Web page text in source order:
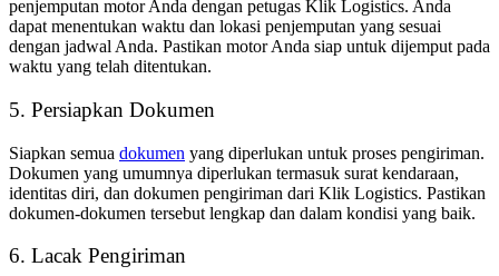
penjemputan motor Anda dengan petugas Klik Logistics. Anda
dapat menentukan waktu dan lokasi penjemputan yang sesuai
dengan jadwal Anda. Pastikan motor Anda siap untuk dijemput pada
waktu yang telah ditentukan.
5. Persiapkan Dokumen
Siapkan semua dokumen yang diperlukan untuk proses pengiriman.
Dokumen yang umumnya diperlukan termasuk surat kendaraan,
identitas diri, dan dokumen pengiriman dari Klik Logistics. Pastikan
dokumen-dokumen tersebut lengkap dan dalam kondisi yang baik.
6. Lacak Pengiriman